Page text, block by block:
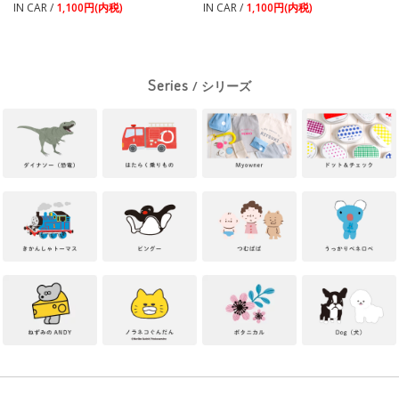
IN CAR / 1,100円(内税)
IN CAR / 1,100円(内税)
Series / シリーズ